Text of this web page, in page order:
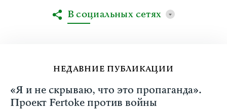
НЕДАВНИЕ ПУБЛИКАЦИИ
«Я и не скрываю, что это пропаганда».
Проект Fertoke против войны
В социальных сетях